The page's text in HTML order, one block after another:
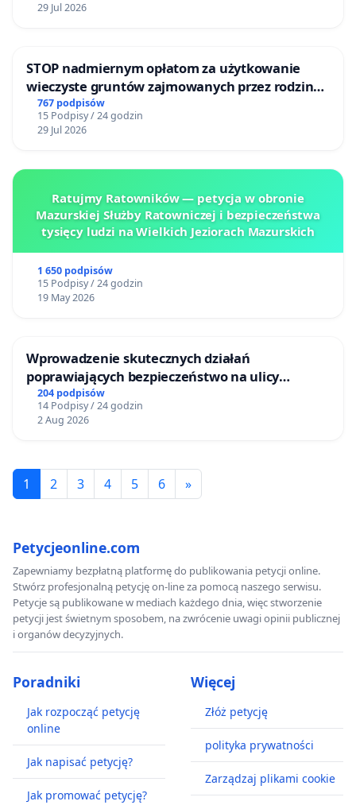
29 Jul 2026
STOP nadmiernym opłatom za użytkowanie
wieczyste gruntów zajmowanych przez rodzinne
ogrody działkowe.
767 podpisów
15 Podpisy / 24 godzin
29 Jul 2026
Ratujmy Ratowników — petycja w obronie
Mazurskiej Służby Ratowniczej i bezpieczeństwa
tysięcy ludzi na Wielkich Jeziorach Mazurskich
1 650 podpisów
15 Podpisy / 24 godzin
19 May 2026
Wprowadzenie skutecznych działań
poprawiających bezpieczeństwo na ulicy
Żeromskiego w Otwocku
204 podpisów
14 Podpisy / 24 godzin
2 Aug 2026
1 2 3 4 5 6 »
Petycjeonline.com
Zapewniamy bezpłatną platformę do publikowania petycji online.
Stwórz profesjonalną petycję on-line za pomocą naszego serwisu.
Petycje są publikowane w mediach każdego dnia, więc stworzenie
petycji jest świetnym sposobem, na zwrócenie uwagi opinii publicznej
i organów decyzyjnych.
Poradniki
Jak rozpocząć petycję
online
Jak napisać petycję?
Jak promować petycję?
Więcej
Złóż petycję
polityka prywatności
Zarządzaj plikami cookie